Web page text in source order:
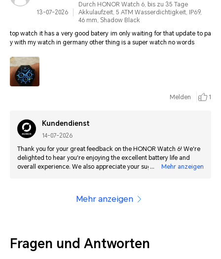
13-07-2026
Durch HONOR Watch 6, bis zu 35 Tage
Akkulaufzeit, 5 ATM Wasserdichtigkeit, IP69,
46 mm, Shadow Black
top watch it has a very good batery im only waiting for that update to pa
y with my watch in germany other thing is a super watch no words
Melden 1
Kundendienst
14-07-2026
Thank you for your great feedback on the HONOR Watch 6! We're
delighted to hear you're enjoying the excellent battery life and
overall experience. We also appreciate your suggestion about
Mehr anzeigen
Mehr anzeigen
Fragen und Antworten